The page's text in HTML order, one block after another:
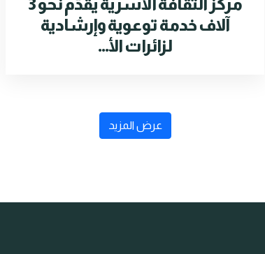
مركز الثقافة الأسرية يقدّم نحو 3
آلاف خدمة توعوية وإرشادية
لزائرات الأ...
عرض المزيد